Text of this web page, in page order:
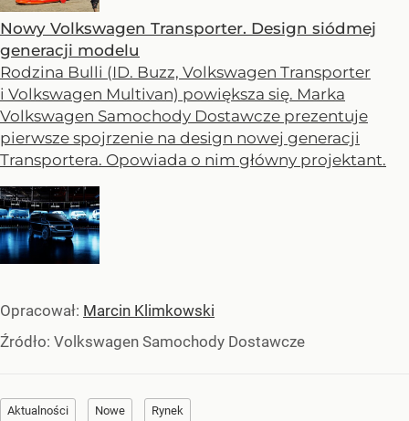
Nowy Volkswagen Transporter. Design siódmej
generacji modelu
Rodzina Bulli (ID. Buzz, Volkswagen Transporter
i Volkswagen Multivan) powiększa się. Marka
Volkswagen Samochody Dostawcze prezentuje
pierwsze spojrzenie na design nowej generacji
Transportera. Opowiada o nim główny projektant.
Opracował: Marcin Klimkowski
Źródło: Volkswagen Samochody Dostawcze
Aktualności Nowe Rynek